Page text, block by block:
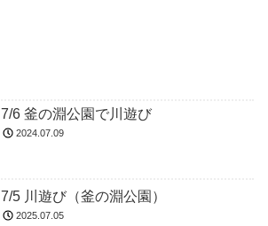
7/6 釜の淵公園で川遊び
2024.07.09
7/5 川遊び（釜の淵公園）
2025.07.05